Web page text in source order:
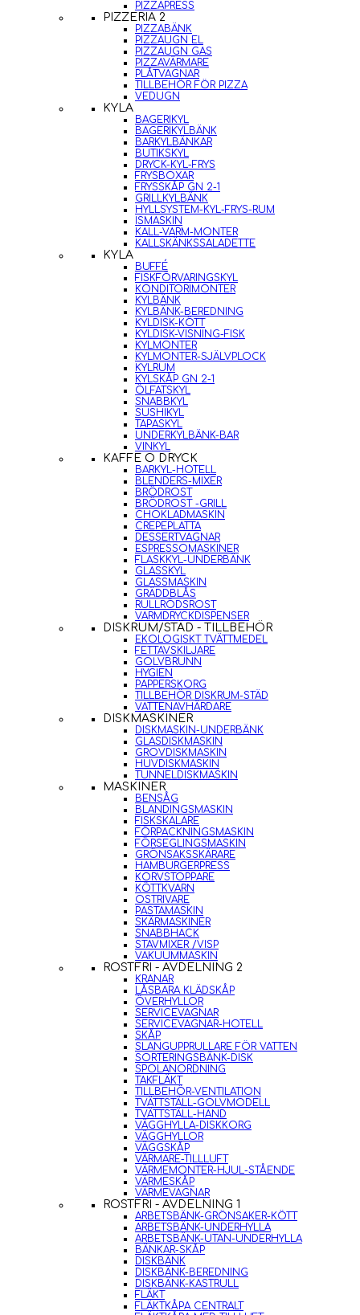
PIZZAPRESS
PIZZERIA 2
PIZZABÄNK
PIZZAUGN EL
PIZZAUGN GAS
PIZZAVÄRMARE
PLÅTVAGNAR
TILLBEHÖR FÖR PIZZA
VEDUGN
KYLA
BAGERIKYL
BAGERIKYLBÄNK
BARKYLBÄNKAR
BUTIKSKYL
DRYCK-KYL-FRYS
FRYSBOXAR
FRYSSKÅP GN 2-1
GRILLKYLBÄNK
HYLLSYSTEM-KYL-FRYS-RUM
ISMASKIN
KALL-VARM-MONTER
KALLSKÄNKSSALADETTE
KYLA
BUFFÉ
FISKFÖRVARINGSKYL
KONDITORIMONTER
KYLBÄNK
KYLBÄNK-BEREDNING
KYLDISK-KÖTT
KYLDISK-VISNING-FISK
KYLMONTER
KYLMONTER-SJÄLVPLOCK
KYLRUM
KYLSKÅP GN 2-1
ÖLFATSKYL
SNABBKYL
SUSHIKYL
TAPASKYL
UNDERKYLBÄNK-BAR
VINKYL
KAFFE O DRYCK
BARKYL-HOTELL
BLENDERS-MIXER
BRÖDROST
BRÖDROST -GRILL
CHOKLADMASKIN
CREPEPLATTA
DESSERTVAGNAR
ESPRESSOMASKINER
FLASKKYL-UNDERBÄNK
GLASSKYL
GLASSMASKIN
GRÄDDBLÅS
RULLRÖDSROST
VARMDRYCKDISPENSER
DISKRUM/STÄD - TILLBEHÖR
EKOLOGISKT TVÄTTMEDEL
FETTAVSKILJARE
GOLVBRUNN
HYGIEN
PAPPERSKORG
TILLBEHÖR DISKRUM-STÄD
VATTENAVHÄRDARE
DISKMASKINER
DISKMASKIN-UNDERBÄNK
GLASDISKMASKIN
GROVDISKMASKIN
HUVDISKMASKIN
TUNNELDISKMASKIN
MASKINER
BENSÅG
BLANDINGSMASKIN
FISKSKALARE
FÖRPACKNINGSMASKIN
FÖRSEGLINGSMASKIN
GRÖNSAKSSKÄRARE
HAMBURGERPRESS
KORVSTOPPARE
KÖTTKVARN
OSTRIVARE
PASTAMASKIN
SKÄRMASKINER
SNABBHACK
STAVMIXER /VISP
VAKUUMMASKIN
ROSTFRI - AVDELNING 2
KRANAR
LÅSBARA KLÄDSKÅP
ÖVERHYLLOR
SERVICEVAGNAR
SERVICEVAGNAR-HOTELL
SKÅP
SLANGUPPRULLARE FÖR VATTEN
SORTERINGSBÄNK-DISK
SPOLANORDNING
TAKFLÄKT
TILLBEHÖR-VENTILATION
TVÄTTSTÄLL-GOLVMODELL
TVÄTTSTÄLL-HAND
VÄGGHYLLA-DISKKORG
VÄGGHYLLOR
VÄGGSKÅP
VÄRMARE-TILLLUFT
VÄRMEMONTER-HJUL-STÅENDE
VÄRMESKÅP
VÄRMEVAGNAR
ROSTFRI - AVDELNING 1
ARBETSBÄNK-GRÖNSAKER-KÖTT
ARBETSBÄNK-UNDERHYLLA
ARBETSBÄNK-UTAN-UNDERHYLLA
BÄNKAR-SKÅP
DISKBÄNK
DISKBÄNK-BEREDNING
DISKBÄNK-KASTRULL
FLÄKT
FLÄKTKÅPA CENTRALT